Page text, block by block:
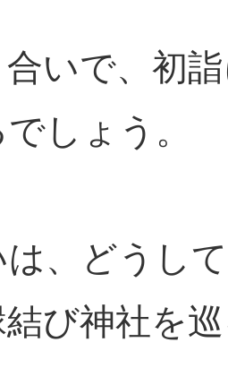
合いで、初
しょう。
は、どうし
び神社を